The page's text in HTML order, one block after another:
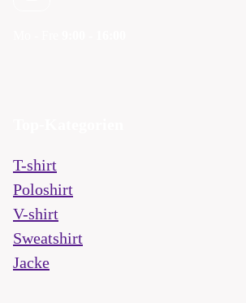
T-shirt
Poloshirt
V-shirt
Sweatshirt
Jacke